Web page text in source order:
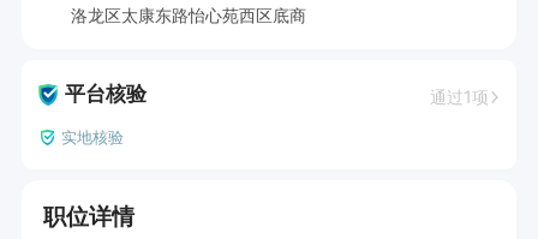
洛龙区太康东路怡心苑西区底商
平台核验 通过1项
实地核验
职位详情